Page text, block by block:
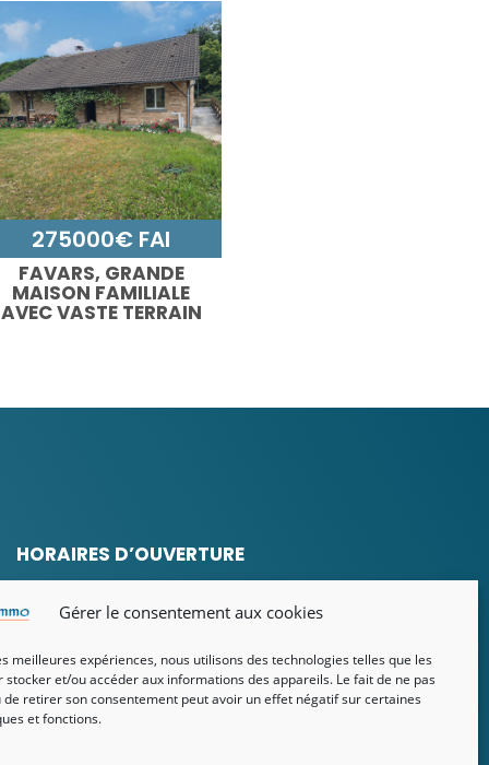
Gérer le consentement aux cookies
meilleures expériences, nous utilisons des technologies telles que les
stocker et/ou accéder aux informations des appareils. Le fait de ne pas
de retirer son consentement peut avoir un effet négatif sur certaines
et fonctions.
275000€ FAI
FAVARS, GRANDE
MAISON FAMILIALE
AVEC VASTE TERRAIN
HORAIRES D’OUVERTURE
Lundi au vendredi